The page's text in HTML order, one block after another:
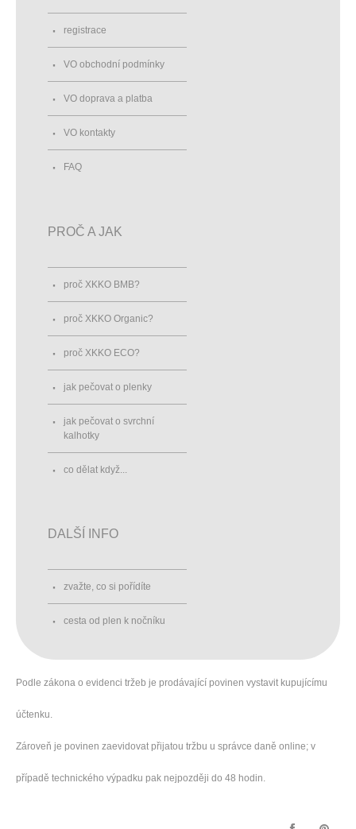
registrace
VO obchodní podmínky
VO doprava a platba
VO kontakty
FAQ
PROČ A JAK
proč XKKO BMB?
proč XKKO Organic?
proč XKKO ECO?
jak pečovat o plenky
jak pečovat o svrchní
kalhotky
co dělat když...
DALŠÍ INFO
zvažte, co si pořídíte
cesta od plen k nočníku
Podle zákona o evidenci tržeb je prodávající povinen vystavit kupujícímu
účtenku.
Zároveň je povinen zaevidovat přijatou tržbu u správce daně online; v
případě technického výpadku pak nejpozději do 48 hodin.